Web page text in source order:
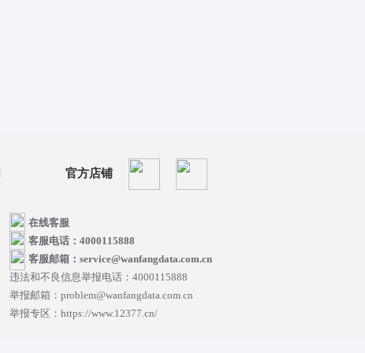
官方店铺
在线客服
客服电话：4000115888
客服邮箱：service@wanfangdata.com.cn
违法和不良信息举报电话：4000115888
举报邮箱：problem@wanfangdata.com.cn
举报专区：https://www.12377.cn/